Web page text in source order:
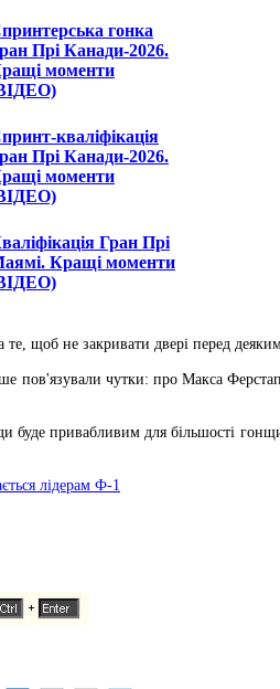
гонка
Прі Канади-2026.
моменти
кваліфікація
Прі Канади-2026.
моменти
Гран Прі
Кращі моменти
щоб не закривати двері перед
пов'язували чутки: про Макса
буде привабливим для більшості
лідерам Ф-1